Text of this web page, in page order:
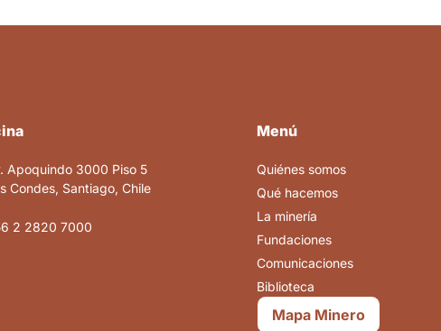
Apoquindo 3000 Piso 5
Condes, Santiago, Chile
2 2820 7000
Menú
Quiénes somos
Qué hacemos
La minería
Fundaciones
Comunicaciones
Biblioteca
Mapa Minero